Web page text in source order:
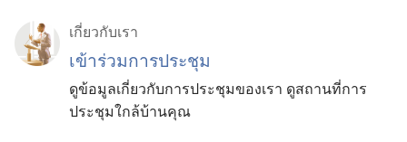
เกี่ยว​กับ​เรา
เข้าร่วมการประชุม
ดูข้อมูลเกี่ยวกับการประชุมของเรา ดูสถานที่การ
ประชุมใกล้บ้านคุณ